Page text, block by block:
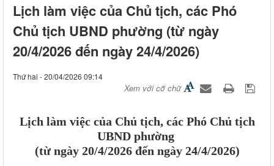
Lịch làm việc của Chủ tịch, các Phó
Chủ tịch UBND phường (từ ngày
20/4/2026 đến ngày 24/4/2026)
Thứ hai - 20/04/2026 09:14
Xem với cỡ chữ
Lịch làm việc của Chủ tịch, các Phó Chủ tịch
UBND phường
(từ ngày 20/4/2026 đến ngày 24/4/2026)